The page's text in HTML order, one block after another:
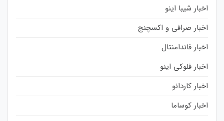
اخبار شیبا اینو
اخبار صرافی و اکسچنج
اخبار فاندامنتال
اخبار فلوکی اینو
اخبار کاردانو
اخبار کوساما